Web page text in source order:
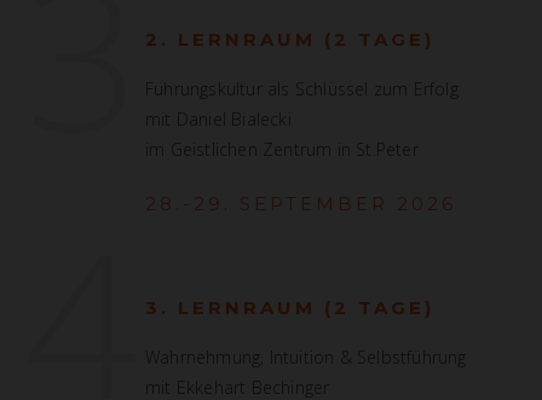
2. LERNRAUM (2 TAGE)
Führungskultur als Schlüssel zum Erfolg
mit Daniel Bialecki
im Geistlichen Zentrum in St.Peter
28.-29. SEPTEMBER 2026
3. LERNRAUM (2 TAGE)
Wahrnehmung, Intuition & Selbstführung
mit Ekkehart Bechinger